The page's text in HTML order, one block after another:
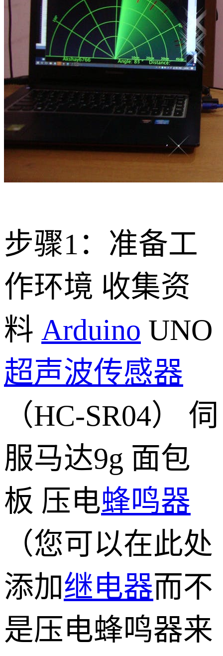
步骤1：准备工
作环境 收集资
料 Arduino UNO
超声波传感器
（HC-SR04） 伺
服马达9g 面包
板 压电蜂鸣器
（您可以在此处
添加继电器而不
是压电蜂鸣器来